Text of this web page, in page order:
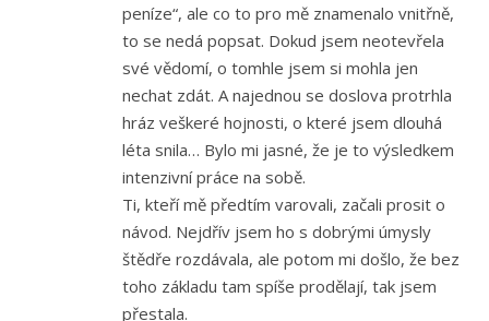
peníze“, ale co to pro mě znamenalo vnitřně,
to se nedá popsat. Dokud jsem neotevřela
své vědomí, o tomhle jsem si mohla jen
nechat zdát. A najednou se doslova protrhla
hráz veškeré hojnosti, o které jsem dlouhá
léta snila… Bylo mi jasné, že je to výsledkem
intenzivní práce na sobě.
Ti, kteří mě předtím varovali, začali prosit o
návod. Nejdřív jsem ho s dobrými úmysly
štědře rozdávala, ale potom mi došlo, že bez
toho základu tam spíše prodělají, tak jsem
přestala.